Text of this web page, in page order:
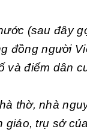
(sau đây
đồng người
và điểm dân
thờ, nhà
giáo, trụ sở